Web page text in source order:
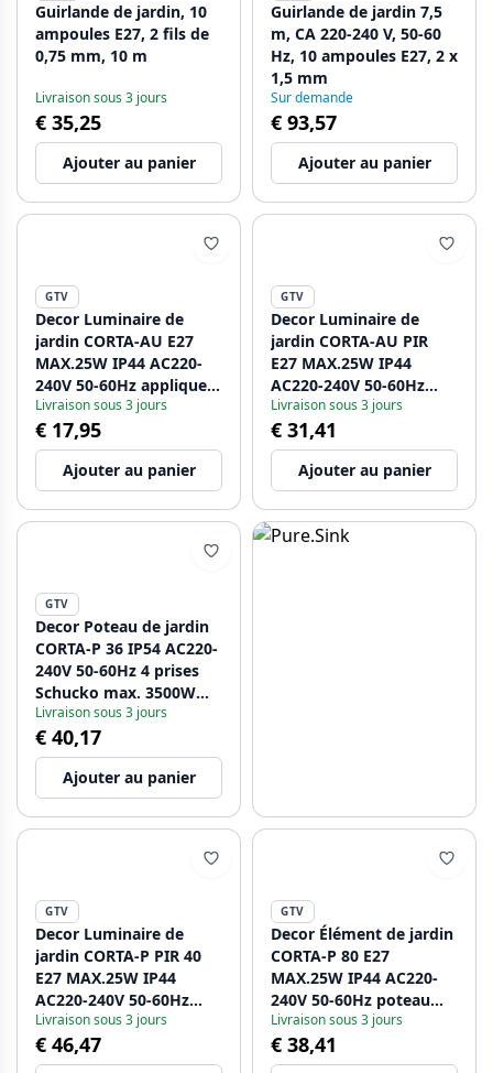
Guirlande de jardin, 10
ampoules E27, 2 fils de
0,75 mm, 10 m
Livraison sous 3 jours
€ 35,25
Ajouter au panier
Guirlande de jardin 7,5
m, CA 220-240 V, 50-60
Hz, 10 ampoules E27, 2 x
1,5 mm
Sur demande
€ 93,57
Ajouter au panier
GTV
Decor Luminaire de
jardin CORTA-AU E27
MAX.25W IP44 AC220-
240V 50-60Hz applique
murale droite
supérieure anthracite.
1208963857
Livraison sous 3 jours
€ 17,95
Ajouter au panier
GTV
Decor Luminaire de
jardin CORTA-AU PIR
E27 MAX.25W IP44
AC220-240V 50-60Hz
applique en graphite
1208963858
Livraison sous 3 jours
€ 31,41
Ajouter au panier
GTV
Decor Poteau de jardin
CORTA-P 36 IP54 AC220-
240V 50-60Hz 4 prises
Schucko max. 3500W
graphite. 1208963859
Livraison sous 3 jours
€ 40,17
Ajouter au panier
GTV
Decor Luminaire de
jardin CORTA-P PIR 40
E27 MAX.25W IP44
AC220-240V 50-60Hz
graphite de poteau.
1208963862
Livraison sous 3 jours
€ 46,47
GTV
Decor Élément de jardin
CORTA-P 80 E27
MAX.25W IP44 AC220-
240V 50-60Hz poteau
anthracite 1208963863
Livraison sous 3 jours
€ 38,41